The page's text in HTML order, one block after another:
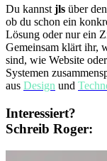
Du kannstjls über den
ob du schon ein
Lösung oder nur ein
Gemeinsam klärt ihr,
sind, wie Website
Systemen
aus Design und
Interessiert?
Schreib Roger: